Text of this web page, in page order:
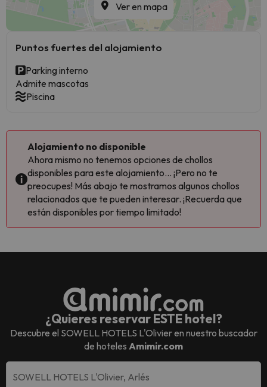
Ver en mapa
Puntos fuertes del alojamiento
Parking interno
Admite mascotas
Piscina
Alojamiento no disponible
Ahora mismo no tenemos opciones de chollos
disponibles para este alojamiento... ¡Pero no te
preocupes! Más abajo te mostramos algunos chollos
relacionados que te pueden interesar. ¡Recuerda que
están disponibles por tiempo limitado!
¿Quieres reservar ESTE hotel?
Descubre el SOWELL HOTELS L'Olivieren nuestro buscador
de hoteles Amimir.com